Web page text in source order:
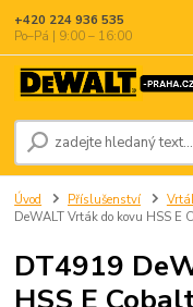
+420 224 936 535
Po–Pá | 9:00 – 16:00
Úvod Příslušenství
DeWALT Vrták do kovu HSS
DT4919
HSS E